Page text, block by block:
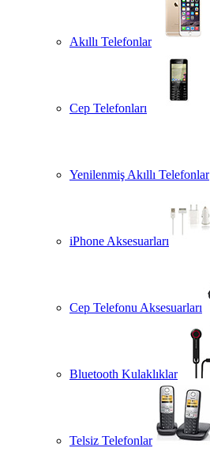
Akıllı Telefonlar
Cep Telefonları
Yenilenmiş Akıllı Telefonlar
iPhone Aksesuarları
Cep Telefonu Aksesuarları
Bluetooth Kulaklıklar
Telsiz Telefonlar